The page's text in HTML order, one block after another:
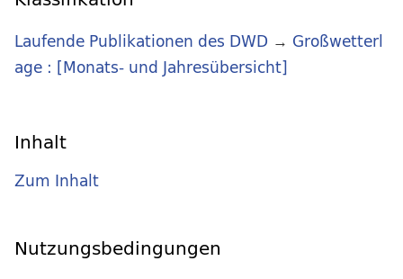
Laufende Publikationen des DWD → Großwetterl
age : [Monats- und Jahresübersicht]
Inhalt
Zum Inhalt
Nutzungsbedingungen